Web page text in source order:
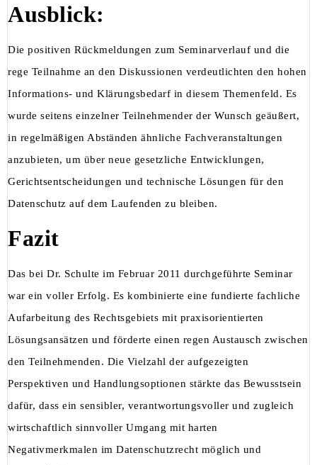
Ausblick:
Die positiven Rückmeldungen zum Seminarverlauf und die
rege Teilnahme an den Diskussionen verdeutlichten den hohen
Informations- und Klärungsbedarf in diesem Themenfeld. Es
wurde seitens einzelner Teilnehmender der Wunsch geäußert,
in regelmäßigen Abständen ähnliche Fachveranstaltungen
anzubieten, um über neue gesetzliche Entwicklungen,
Gerichtsentscheidungen und technische Lösungen für den
Datenschutz auf dem Laufenden zu bleiben.
Fazit
Das bei Dr. Schulte im Februar 2011 durchgeführte Seminar
war ein voller Erfolg. Es kombinierte eine fundierte fachliche
Aufarbeitung des Rechtsgebiets mit praxisorientierten
Lösungsansätzen und förderte einen regen Austausch zwischen
den Teilnehmenden. Die Vielzahl der aufgezeigten
Perspektiven und Handlungsoptionen stärkte das Bewusstsein
dafür, dass ein sensibler, verantwortungsvoller und zugleich
wirtschaftlich sinnvoller Umgang mit harten
Negativmerkmalen im Datenschutzrecht möglich und